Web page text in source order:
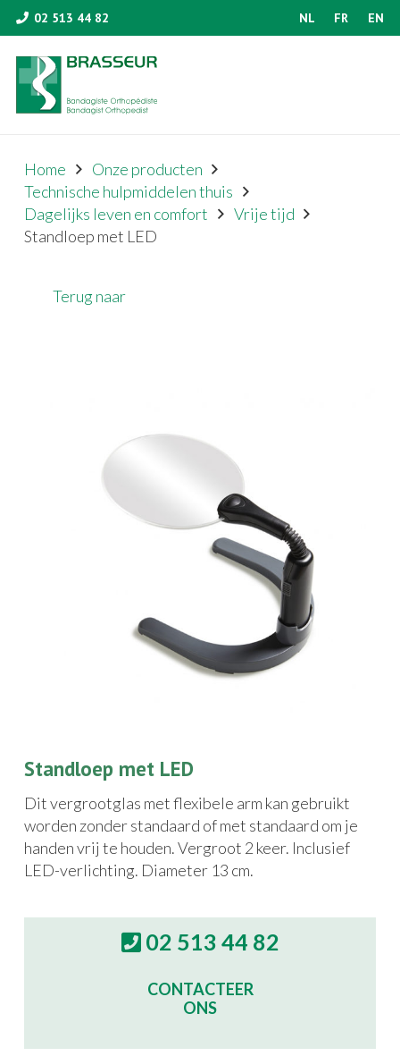
02 513 44 82 NL FR EN
Home
Onze producten
Technische hulpmiddelen thuis
Dagelijks leven en comfort
Vrije tijd
Standloep met LED
Terug naar
Standloep met LED
Dit vergrootglas met flexibele arm kan gebruikt
worden zonder standaard of met standaard om je
handen vrij te houden. Vergroot 2 keer. Inclusief
LED-verlichting. Diameter 13 cm.
02 513 44 82
CONTACTEER
ONS